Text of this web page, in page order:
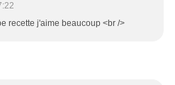
recette j'aime beaucoup <br />